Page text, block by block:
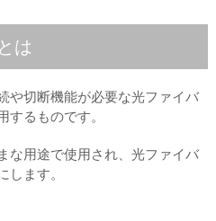
は
や切断機能が必要な光ファイバ
するものです。
な用途で使用され、光ファイバ
します。